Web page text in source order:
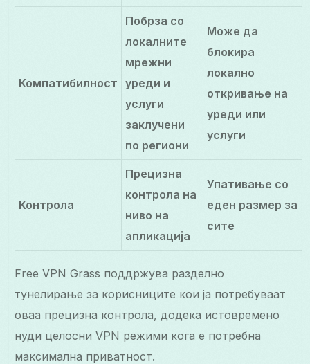
Компатибилност
Побрза со
локалните
мрежни
уреди и
услуги
заклучени
по региони
Може да
блокира
локално
откривање на
уреди или
услуги
Контрола
Прецизна
контрола на
ниво на
апликација
Упативање со
еден размер за
сите
Free VPN Grass поддржува разделно
тунелирање за корисниците кои ја потребуваат
оваа прецизна контрола, додека истовремено
нуди целосни VPN режими кога е потребна
максимална приватност.